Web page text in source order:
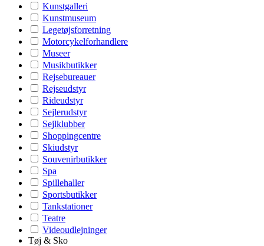
Kunstgalleri
Kunstmuseum
Legetøjsforretning
Motorcykelforhandlere
Museer
Musikbutikker
Rejsebureauer
Rejseudstyr
Rideudstyr
Sejlerudstyr
Sejlklubber
Shoppingcentre
Skiudstyr
Souvenirbutikker
Spa
Spillehaller
Sportsbutikker
Tankstationer
Teatre
Videoudlejninger
Tøj & Sko